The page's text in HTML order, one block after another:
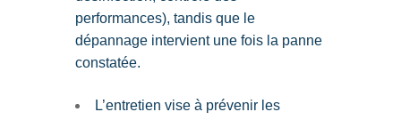
performances), tandis que le
dépannage intervient une fois la panne
constatée.
L’entretien vise à prévenir les